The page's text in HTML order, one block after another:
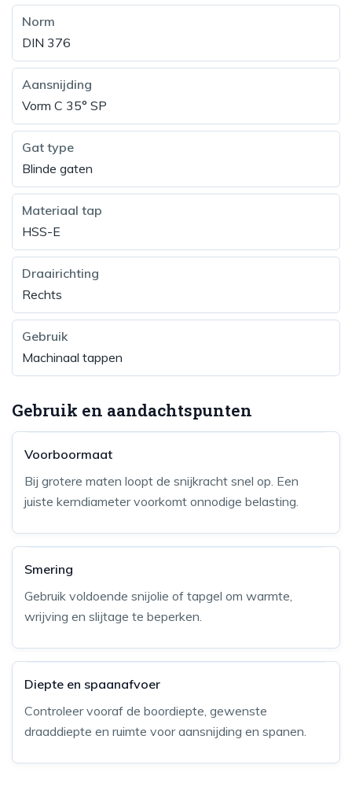
Norm
DIN 376
Aansnijding
Vorm C 35° SP
Gat type
Blinde gaten
Materiaal tap
HSS-E
Draairichting
Rechts
Gebruik
Machinaal tappen
Gebruik en aandachtspunten
Voorboormaat
Bij grotere maten loopt de snijkracht snel op. Een
juiste kerndiameter voorkomt onnodige belasting.
Smering
Gebruik voldoende snijolie of tapgel om warmte,
wrijving en slijtage te beperken.
Diepte en spaanafvoer
Controleer vooraf de boordiepte, gewenste
draaddiepte en ruimte voor aansnijding en spanen.